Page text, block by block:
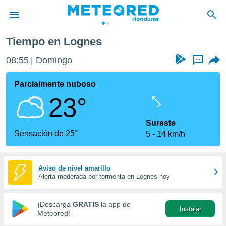
de
ha sido
que se
calidad.
a este
las
y
forma
digital
basada
Tiempo en Lognes
08:55 Domingo ...
Parcialmente nuboso
23°
Sensación de 25°
Sureste
5
14 km/h
Aviso de nivel amarillo
Alerta moderada por tormenta en Lognes hoy
¡Descarga GRATIS la app de
Meteored!
Instalar